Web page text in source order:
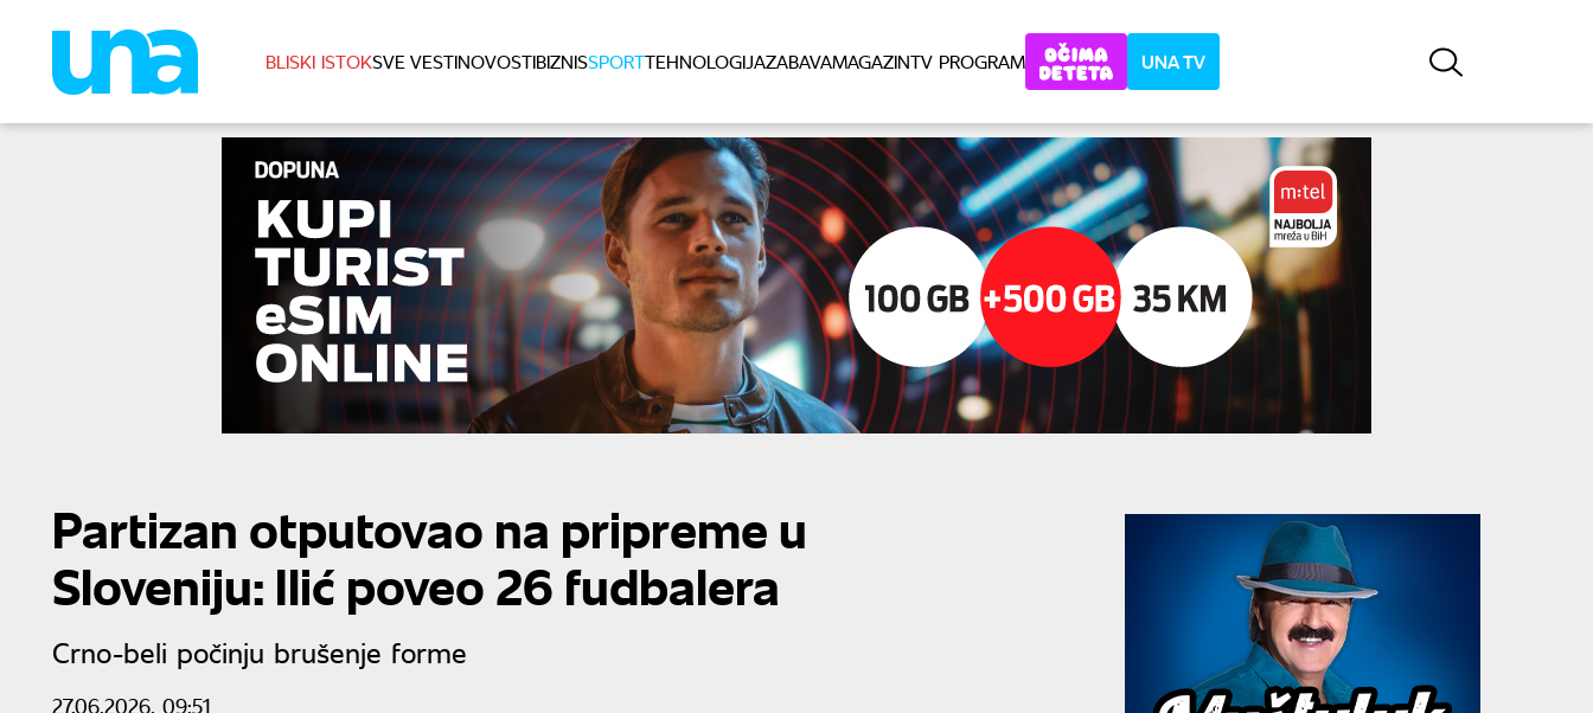
BLISKI ISTOKSVE VESTINOVOSTIBIZNISSPORTTEHNOLOGIJAZABAVAMAGAZINTV PROGRAM UNA TV
Partizan otputovao na pripreme u
Sloveniju: Ilić poveo 26 fudbalera
Crno-beli počinju brušenje forme
27.06.2026. 09:51